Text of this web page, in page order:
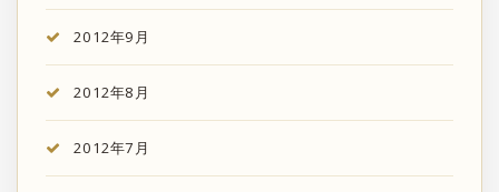
2012年9月
2012年8月
2012年7月